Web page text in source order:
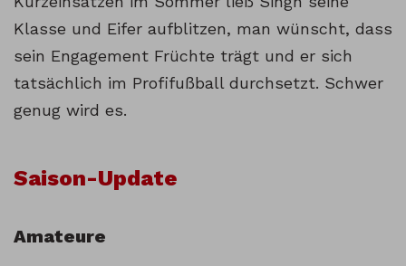
Klasse und Eifer aufblitzen, man wünscht, dass
sein Engagement Früchte trägt und er sich
tatsächlich im Profifußball durchsetzt. Schwer
genug wird es.
Saison-Update
Amateure